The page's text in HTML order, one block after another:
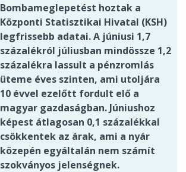
Bombameglepetést hoztak a
Központi Statisztikai Hivatal (KSH)
legfrissebb adatai. A júniusi 1,7
százalékról júliusban mindössze 1,2
százalékra lassult a pénzromlás
üteme éves szinten, ami utoljára
10 évvel ezelőtt fordult elő a
magyar gazdaságban. Júniushoz
képest átlagosan 0,1 százalékkal
csökkentek az árak, ami a nyár
közepén egyáltalán nem számít
szokványos jelenségnek.